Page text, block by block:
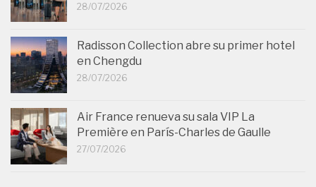
28/07/2026
Radisson Collection abre su primer hotel
en Chengdu
28/07/2026
Air France renueva su sala VIP La
Première en París-Charles de Gaulle
27/07/2026